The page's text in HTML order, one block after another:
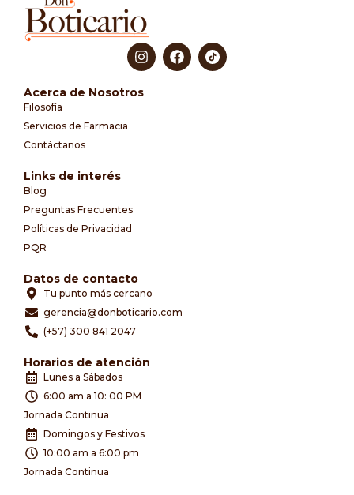
Acerca de Nosotros
Filosofía
Servicios de Farmacia
Contáctanos
Links de interés
Blog
Preguntas Frecuentes
Políticas de Privacidad
PQR
Datos de contacto
Tu punto más cercano
gerencia@donboticario.com
(+57) 300 841 2047
Horarios de atención
Lunes a Sábados
6:00 am a 10: 00 PM
Jornada Continua
Domingos y Festivos
10:00 am a 6:00 pm
Jornada Continua